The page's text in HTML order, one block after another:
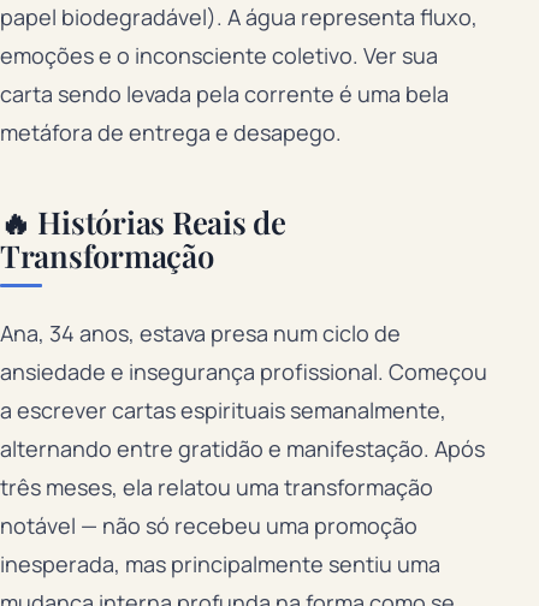
papel biodegradável). A água representa fluxo,
emoções e o inconsciente coletivo. Ver sua
carta sendo levada pela corrente é uma bela
metáfora de entrega e desapego.
🔥 Histórias Reais de
Transformação
Ana, 34 anos, estava presa num ciclo de
ansiedade e insegurança profissional. Começou
a escrever cartas espirituais semanalmente,
alternando entre gratidão e manifestação. Após
três meses, ela relatou uma transformação
notável — não só recebeu uma promoção
inesperada, mas principalmente sentiu uma